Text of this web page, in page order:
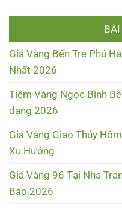
Giá Vàng Bến Tre Phú
Nhất 2026
Tiệm Vàng Ngọc Bình
dạng 2026
Giá Vàng Giao Thủy
Xu Hướng
Giá Vàng 96 Tại Nha
Báo 2026